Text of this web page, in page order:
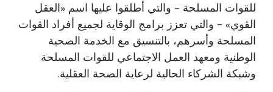
للقوات المسلحة - والتي أطلقوا عليها اسم «العقل
القوي» - والتي تعزز برامج الوقاية لجميع أفراد القوات
المسلحة وأسرهم، بالتنسيق مع الخدمة الصحية
الوطنية ومعهد العمل الاجتماعي للقوات المسلحة
وشبكة الشركاء الحالية لرعاية الصحة العقلية.